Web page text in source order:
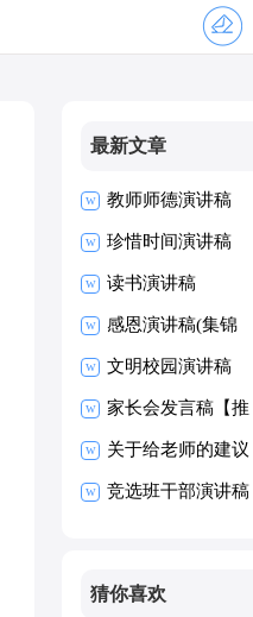
最新文章
教师师德演讲稿
珍惜时间演讲稿
(15篇)
读书演讲稿
感恩演讲稿(集锦
15篇)
文明校园演讲稿
家长会发言稿【推
荐】
关于给老师的建议
书
竞选班干部演讲稿
猜你喜欢